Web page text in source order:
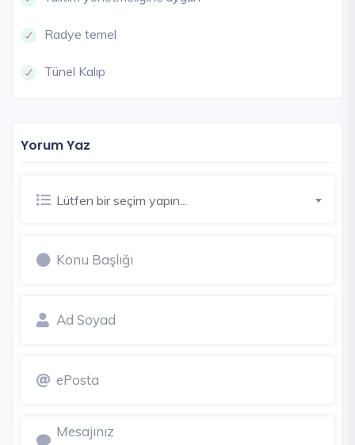
Radye temel
Tünel Kalıp
Yorum Yaz
Lütfen bir seçim yapın...